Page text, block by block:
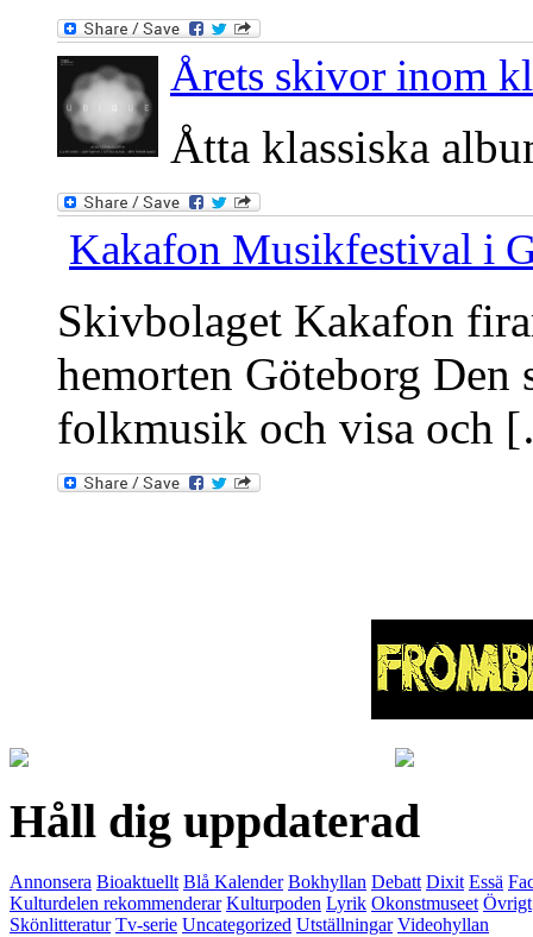
Årets skivor inom
Åtta klassiska
Kakafon Musikfestival i
Skivbolaget Kakafon
hemorten Göteborg Den
folkmusik och visa och
Håll dig uppdaterad
Annonsera Bioaktuellt Blå Kalender Bokhyllan Debatt Dixit Essä
Kulturdelen rekommenderar Kulturpoden Lyrik Okonstmuseet Övrigt
Skönlitteratur Tv-serie Uncategorized Utställningar Videohyllan